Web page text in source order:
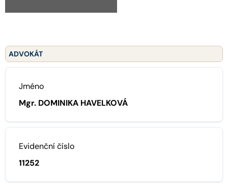
ADVOKÁT
Jméno
Mgr. DOMINIKA HAVELKOVÁ
Evidenční číslo
11252